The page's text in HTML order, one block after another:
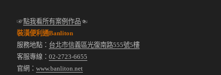
☞點我看所有案例作品☜
裝潢便利通Banliton
服務地點： 台北市信義區光復南路555號5樓
客服專線：02-2723-6655
官網：www.banliton.net